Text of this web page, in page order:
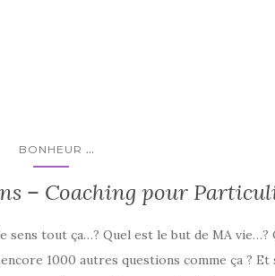
BONHEUR ...
– Coaching pour
sens tout ça…? Quel est le but de MA vie…?
1000 autres questions comme ça ?